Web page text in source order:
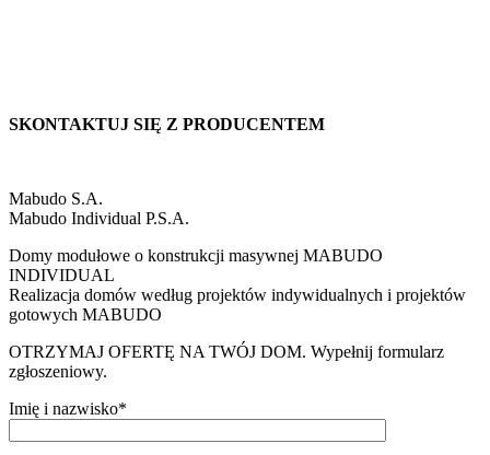
SKONTAKTUJ SIĘ Z PRODUCENTEM
Mabudo S.A.
Mabudo Individual P.S.A.
Domy modułowe o konstrukcji masywnej MABUDO
INDIVIDUAL
Realizacja domów według projektów indywidualnych i projektów
gotowych MABUDO
OTRZYMAJ OFERTĘ NA TWÓJ DOM. Wypełnij formularz
zgłoszeniowy.
Imię i nazwisko*